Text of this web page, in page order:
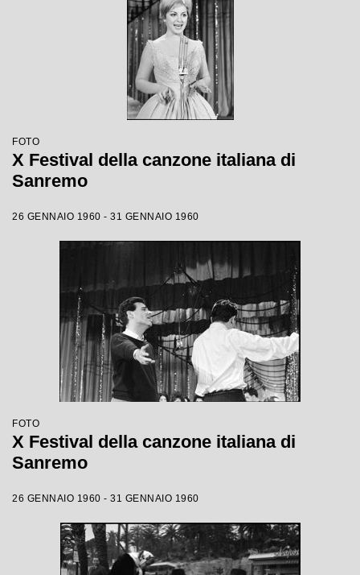
FOTO
X Festival della canzone italiana di
Sanremo
26 GENNAIO 1960 - 31 GENNAIO 1960
FOTO
X Festival della canzone italiana di
Sanremo
26 GENNAIO 1960 - 31 GENNAIO 1960